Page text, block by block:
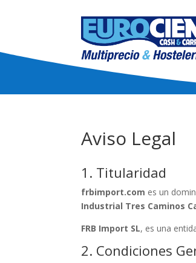
Aviso Legal
1. Titularidad
frbimport.com es un
Industrial Tres Caminos
FRB Import SL, es una
2. Condiciones